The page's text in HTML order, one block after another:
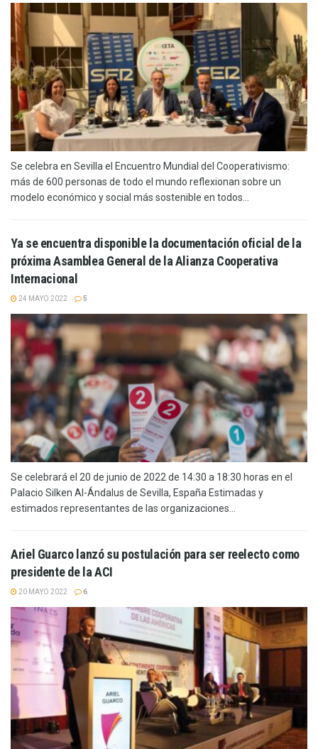
Se celebra en Sevilla el Encuentro Mundial del Cooperativismo:
más de 600 personas de todo el mundo reflexionan sobre un
modelo económico y social más sostenible en todos...
Ya se encuentra disponible la documentación oficial de la
próxima Asamblea General de la Alianza Cooperativa
Internacional
24 MAYO 2022 5
Se celebrará el 20 de junio de 2022 de 14:30 a 18:30 horas en el
Palacio Silken Al-Ándalus de Sevilla, España Estimadas y
estimados representantes de las organizaciones...
Ariel Guarco lanzó su postulación para ser reelecto como
presidente de la ACI
20 MAYO 2022 6